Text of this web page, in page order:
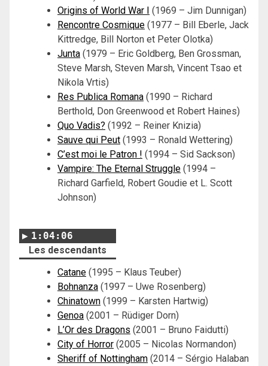
Origins of World War I (1969 – Jim Dunnigan)
Rencontre Cosmique (1977 – Bill Eberle, Jack
Kittredge, Bill Norton et Peter Olotka)
Junta (1979 – Eric Goldberg, Ben Grossman,
Steve Marsh, Steven Marsh, Vincent Tsao et
Nikola Vrtis)
Res Publica Romana (1990 – Richard
Berthold, Don Greenwood et Robert Haines)
Quo Vadis? (1992 – Reiner Knizia)
Sauve qui Peut (1993 – Ronald Wettering)
C’est moi le Patron ! (1994 – Sid Sackson)
Vampire: The Eternal Struggle (1994 –
Richard Garfield, Robert Goudie et L. Scott
Johnson)
1:04:06
Les descendants
Catane (1995 – Klaus Teuber)
Bohnanza (1997 – Uwe Rosenberg)
Chinatown (1999 – Karsten Hartwig)
Genoa (2001 – Rüdiger Dorn)
L’Or des Dragons (2001 – Bruno Faidutti)
City of Horror (2005 – Nicolas Normandon)
Sheriff of Nottingham (2014 – Sérgio Halaban